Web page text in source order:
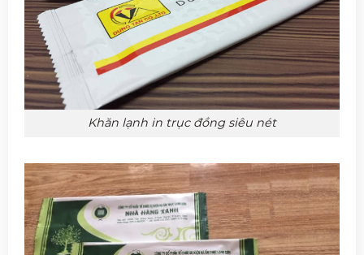
Khăn lạnh in trục đồng siêu nét